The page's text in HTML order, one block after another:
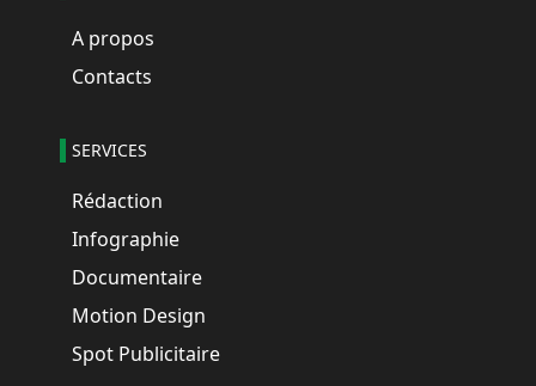
A propos
Contacts
SERVICES
Rédaction
Infographie
Documentaire
Motion Design
Spot Publicitaire